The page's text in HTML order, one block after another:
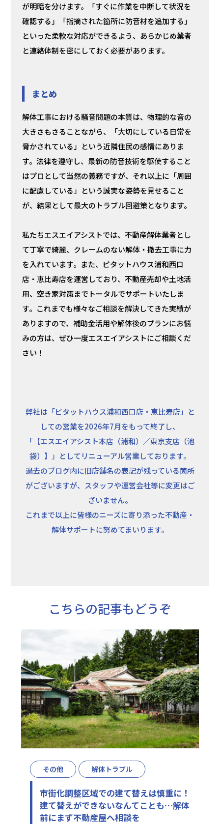
が明暗を分けます。「すぐに作業を中断して状況を
確認する」「指摘された箇所に防音材を追加する」
といった柔軟な対応ができるよう、あらかじめ業者
と連絡体制を密にしておく必要があります。
まとめ
解体工事における騒音問題の本質は、物理的な音の
大きさもさることながら、「大切にしている日常を
脅かされている」という近隣住民の感情にありま
す。法律を遵守し、最新の防音技術を駆使すること
はプロとして当然の義務ですが、それ以上に「周囲
に配慮している」という誠実な姿勢を見せること
が、結果として最大のトラブル回避策となります。
私たちエスエイアシストでは、不動産解体業者とし
て丁寧で綺麗、クレームのない解体・撤去工事に力
を入れています。また、ピタットハウス浦和西口
店・恵比寿店を運営しており、不動産売却や土地活
用、空き家対策までトータルでサポートいたしま
す。これまでも様々なご相談を解決してきた実績が
ありますので、補助金活用や解体後のプランにお悩
みの方は、ぜひ一度エスエイアシストにご相談くだ
さい！
弊社は「ピタットハウス浦和西口店・恵比寿店」と
しての営業を2026年7月をもって終了し、
「【エスエイアシスト本店（浦和）／東京支店（池
袋）】」としてリニューアル営業しております。
過去のブログ内に旧店舗名の表記が残っている箇所
がございますが、スタッフや運営会社等に変更はご
ざいません。
これまで以上に皆様のニーズに寄り添った不動産・
解体サポートに努めてまいります。
こちらの記事もどうぞ
その他 解体トラブル
市街化調整区域での建て替えは慎重に！
建て替えができないなんてことも…解体
前にまず不動産屋へ相談を